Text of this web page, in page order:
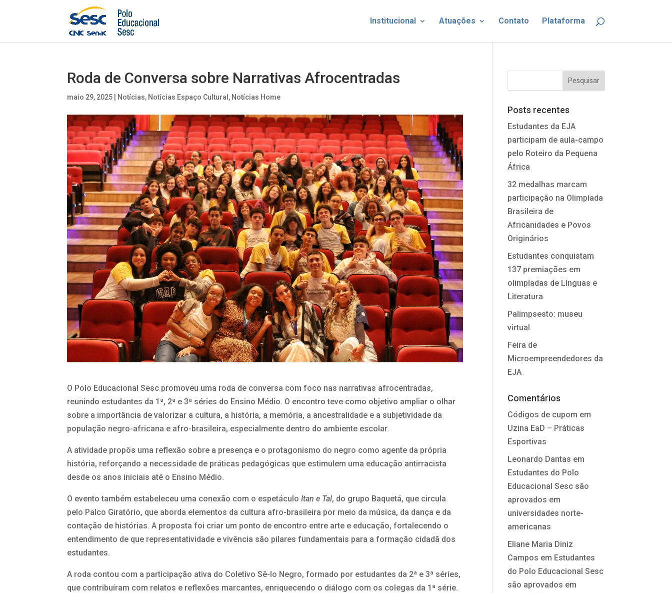
Institucional Atuações Contato Plataforma
Roda de Conversa sobre Narrativas Afrocentradas
maio 29, 2025 Notícias, Notícias Espaço Cultural , Notícias Home
O Polo Educacional Sesc promoveu uma roda de conversa com foco nas narrativas afrocentradas,
reunindo estudantes da 1ª, 2ª e 3ª séries do Ensino Médio. O encontro teve como objetivo ampliar o olhar
sobre a importância de valorizar a cultura, a história, a memória, a ancestralidade e a subjetividade da
população negro-africana e afro-brasileira, especialmente dentro do ambiente escolar.
A atividade propôs uma reflexão sobre a presença e o protagonismo do negro como agente da própria
história, reforçando a necessidade de práticas pedagógicas que estimulem uma educação antirracista
desde os anos iniciais até o Ensino Médio.
O evento também estabeleceu uma conexão com o espetáculoItan e Tal, do grupo Baquetá, que circula
pelo Palco Giratório, que aborda elementos da cultura afro-brasileira por meio da música, da dança e da
contação de histórias. A proposta foi criar um ponto de encontro entre arte e educação, fortalecendo o
entendimento de que representatividade e vivência são pilares fundamentais para a formação cidadã dos
estudantes.
A roda contou com a participação ativa do Coletivo Sê-lo Negro, formado por estudantes da 2ª e 3ª séries,
que contribuíram com relatos e reflexões marcantes, enriquecendo o diálogo com os colegas da 1ª série.
Posts recentes
Estudantes da EJA
participam de aula-campo
pelo Roteiro da Pequena
África
32 medalhas marcam
participação na Olimpíada
Brasileira de
Africanidades e Povos
Originários
Estudantes conquistam
137 premiações em
olimpíadas de Línguas e
Literatura
Palimpsesto: museu
virtual
Feira de
Microempreendedores da
EJA
Comentários
Códigos de cupom em
Uzina EaD – Práticas
Esportivas
Leonardo Dantas em
Estudantes do Polo
Educacional Sesc são
aprovados em
universidades norte-
americanas
Eliane Maria Diniz
Campos em Estudantes
do Polo Educacional Sesc
são aprovados em